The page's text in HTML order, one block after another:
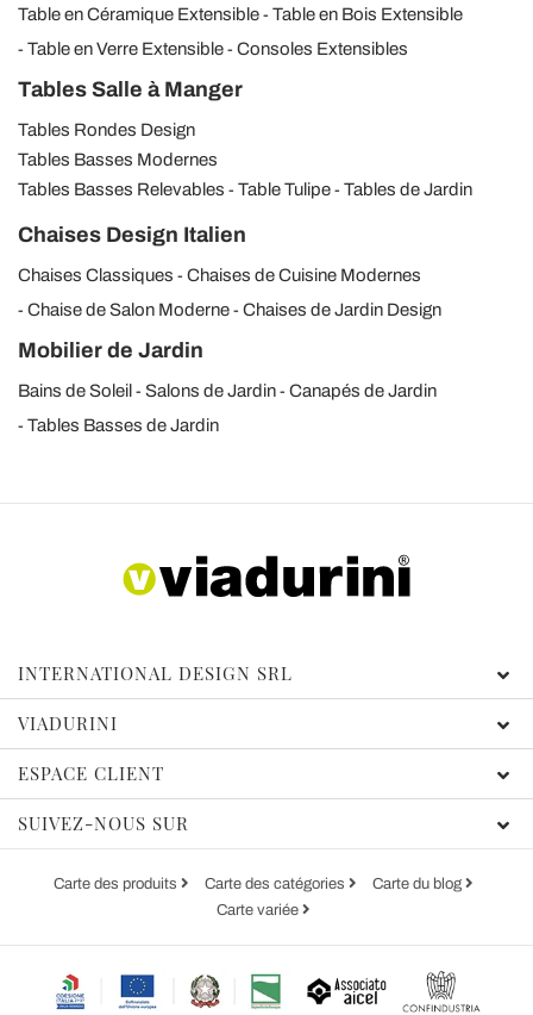
Table en Céramique Extensible
Table en Bois Extensible
Table en Verre Extensible
Consoles Extensibles
Tables Salle à Manger
Tables Rondes Design
Tables Basses Modernes
Tables Basses Relevables
Table Tulipe Tables de Jardin
Chaises Design Italien
Chaises Classiques
Chaises de Cuisine Modernes
Chaise de Salon Moderne
Chaises de Jardin Design
Mobilier de Jardin
Bains de Soleil Salons de Jardin
Canapés de Jardin
Tables Basses de Jardin
INTERNATIONAL DESIGN SRL
VIADURINI
ESPACE CLIENT
SUIVEZ-NOUS SUR
Carte des produits Carte des catégories
Carte du blog
Carte variée